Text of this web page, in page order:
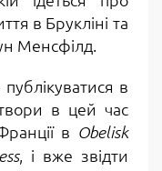
в Брукліні та
Менсфілд.
в
в цей час
в Obelisk
, і вже звідти